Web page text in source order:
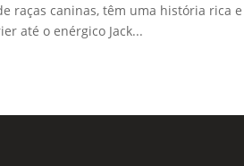
raças caninas, têm uma história rica
até o enérgico Jack...